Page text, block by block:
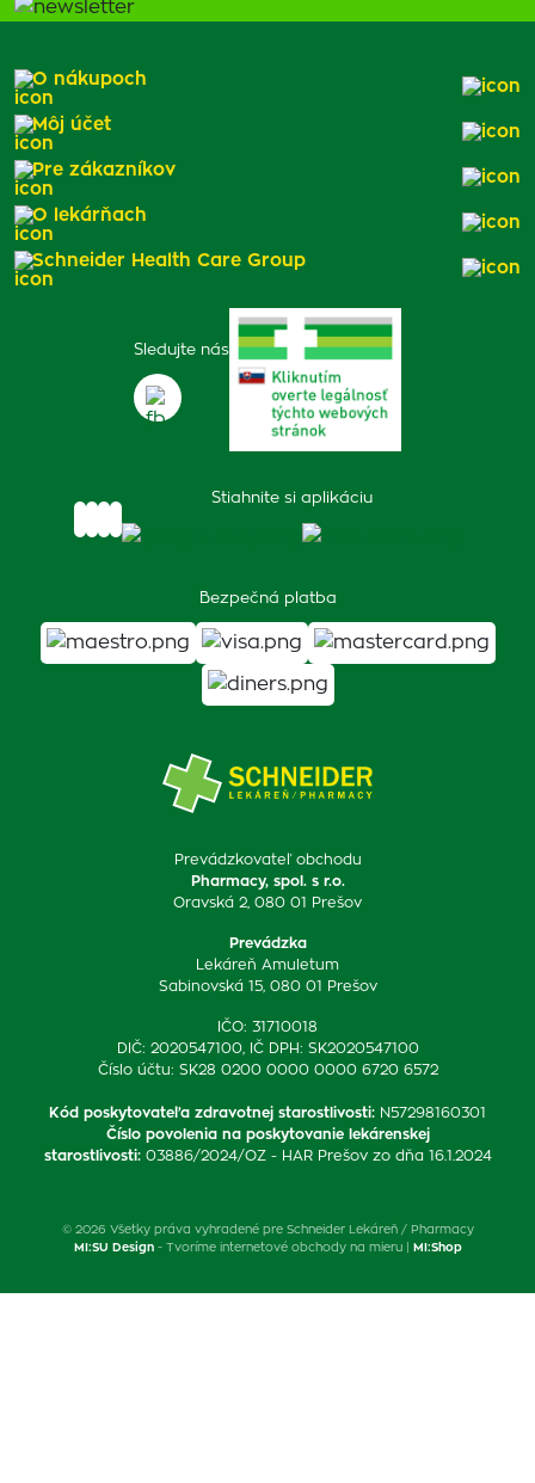
Prevádzkovateľ obchodu
Pharmacy, spol. s r.o.
Oravská 2, 080 01 Prešov
Prevádzka
Lekáreň Amuletum
Sabinovská 15, 080 01 Prešov
IČO: 31710018
DIČ: 2020547100, IČ DPH: SK2020547100
Číslo účtu: SK28 0200 0000 0000 6720 6572
Kód poskytovateľa zdravotnej starostlivosti: N57298160301
Číslo povolenia na poskytovanie lekárenskej
starostlivosti: 03886/2024/OZ - HAR Prešov zo dňa 16.1.2024
Sledujte nás
Stiahnite si aplikáciu
Bezpečná platba
O nákupoch
Môj účet
Pre zákazníkov
O lekárňach
Schneider Health Care Group
© 2026 Všetky práva vyhradené pre Schneider Lekáreň / Pharmacy
MI:SU Design- Tvoríme internetové obchody na mieru | MI:Shop